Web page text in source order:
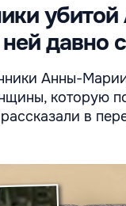
давно
Анны-
которую
в